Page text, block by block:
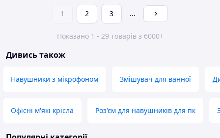
1 2 3 ...
Показано 1 - 29 товарів з 6000+
Дивись також
Навушники з мікрофоном Змішувач для ванної
Офісні м'які крісла Роз'єм для навушників для пк